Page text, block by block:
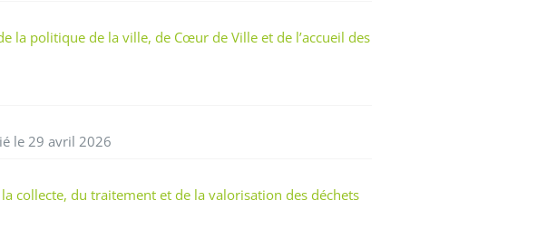
la politique de la ville, de Cœur de Ville et de l’accueil des
le 29 avril 2026
collecte, du traitement et de la valorisation des déchets